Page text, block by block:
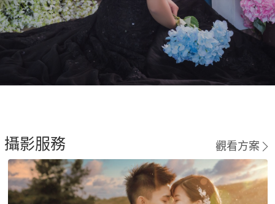
攝影服務 觀看方案